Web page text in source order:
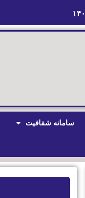
سامانه شفافیت